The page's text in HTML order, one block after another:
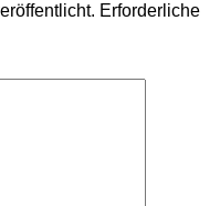
Erforderliche